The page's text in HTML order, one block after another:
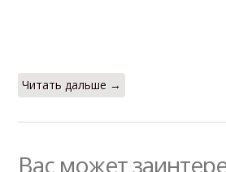
Читать дальше →
Вас может